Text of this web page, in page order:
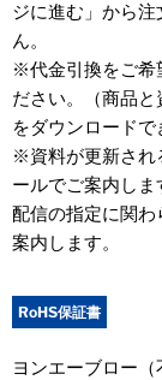
ジに進む」から
ん。
※代金引換をご希
ださい。（商品
をダウンロードで
※資料が更新され
ールでご案内し
配信の指定に関
案内します。
RoHS保証書
ヨンエーブロー（